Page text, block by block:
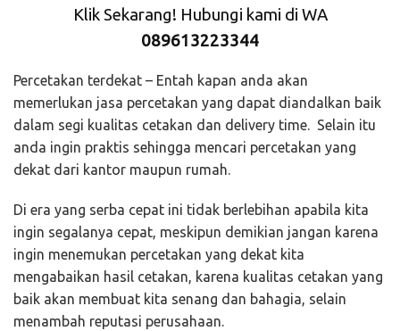
Klik Sekarang! Hubungi kami di WA
089613223344
Percetakan terdekat – Entah kapan anda akan
memerlukan jasa percetakan yang dapat diandalkan baik
dalam segi kualitas cetakan dan delivery time. Selain itu
anda ingin praktis sehingga mencari percetakan yang
dekat dari kantor maupun rumah.
Di era yang serba cepat ini tidak berlebihan apabila kita
ingin segalanya cepat, meskipun demikian jangan karena
ingin menemukan percetakan yang dekat kita
mengabaikan hasil cetakan, karena kualitas cetakan yang
baik akan membuat kita senang dan bahagia, selain
menambah reputasi perusahaan.